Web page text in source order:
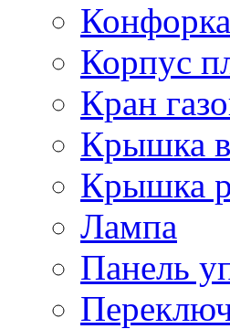
Корпус
Кран
Крышка
Крышка
Лампа
Панель